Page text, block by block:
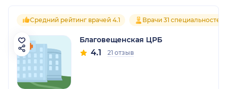
Средний рейтинг врачей 4.1 Врачи 31 специальностей
Благовещенская ЦРБ
4.1 21 отзыв